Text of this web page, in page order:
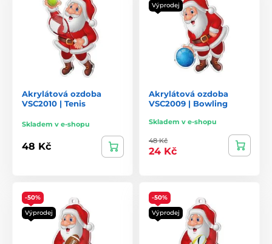
Akrylátová ozdoba
VSC2010 | Tenis
Skladem v e-shopu
48 Kč
Výprodej
Akrylátová ozdoba
VSC2009 | Bowling
Skladem v e-shopu
48 Kč
24 Kč
-50%
Výprodej
-50%
Výprodej